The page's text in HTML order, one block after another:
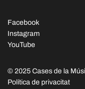
Facebook
Instagram
YouTube
© 2025 Cases de la
Política de privacitat